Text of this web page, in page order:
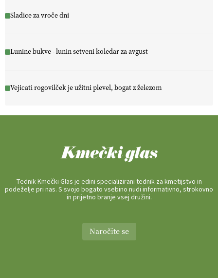
Sladice za vroče dni
Lunine bukve - lunin setveni koledar za avgust
Vejicati rogovilček je užitni plevel, bogat z železom
Tednik Kmečki Glas je edini specializirani tednik za kmetijstvo in
podeželje pri nas. S svojo bogato vsebino nudi informativno, strokovno
in prijetno branje vsej družini.
Naročite se